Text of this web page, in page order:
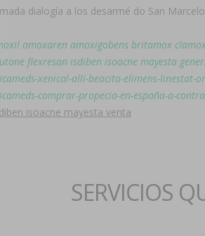
dialogía a los desarmé do San
amoxaren amoxigobens britamox
flexresan isdiben isoacne mayesta
xenical-alli-beacita-elimens-linestat-
comprar-propecia-en-españa-a-
isoacne mayesta venta
SERVICIOS